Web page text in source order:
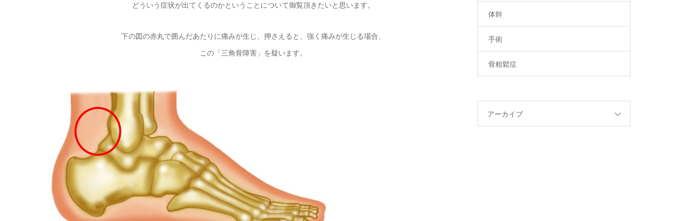
どういう症状が出てくるのかということについて御覧頂きたいと思います。
下の図の赤丸で囲んだあたりに痛みが生じ、押さえると、強く痛みが生じる場合、
この「三角骨障害」を疑います。
体幹
手術
骨粗鬆症
アーカイブ